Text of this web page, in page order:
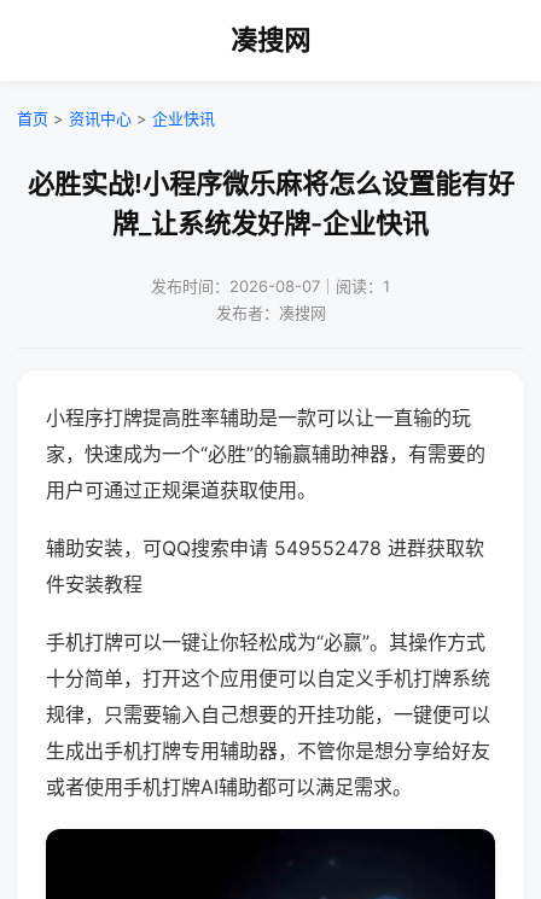
凑搜网
首页 > 资讯中心 > 企业快讯
必胜实战!小程序微乐麻将怎么设置能有好
牌_让系统发好牌-企业快讯
发布时间：2026-08-07｜阅读：1
发布者：凑搜网
小程序打牌提高胜率辅助是一款可以让一直输的玩
家，快速成为一个“必胜”的输赢辅助神器，有需要的
用户可通过正规渠道获取使用。
辅助安装，可QQ搜索申请 549552478 进群获取软
件安装教程
手机打牌可以一键让你轻松成为“必赢”。其操作方式
十分简单，打开这个应用便可以自定义手机打牌系统
规律，只需要输入自己想要的开挂功能，一键便可以
生成出手机打牌专用辅助器，不管你是想分享给好友
或者使用手机打牌AI辅助都可以满足需求。